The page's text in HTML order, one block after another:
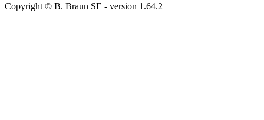
Copyright © B. Braun SE - version 1.64.2